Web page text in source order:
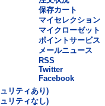
保存カート
マイセレクション
マイクローゼット
ポイントサービス
メールニュース
RSS
Twitter
Facebook
リティあり)
リティなし)